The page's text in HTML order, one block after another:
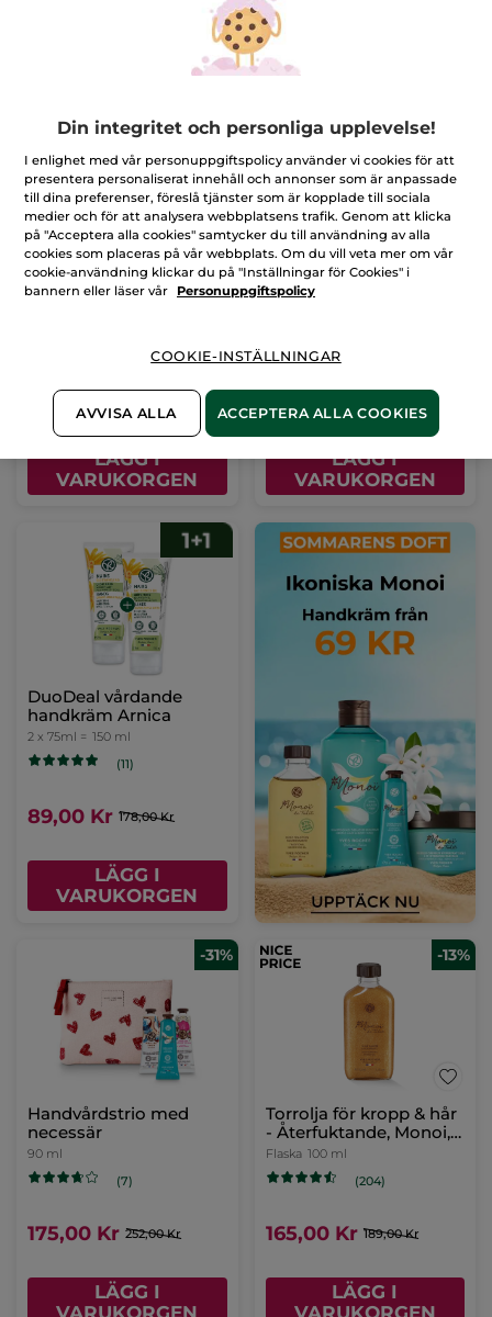
VARUKORGEN
Kroppslotion -
Bourbonvanilj
139,00 Kr
LÄGG I
VARUKORGEN
DuoDeal närande
kroppsmjölk
LÄGG I
VARUKORGEN
DuoDeal vårdande
handkräm Arnica
2 x 75ml = 150 ml
(11)
89,00 Kr 178,00 Kr
LÄGG I
VARUKORGEN
-31%
Handvårdstrio med
necessär
90 ml
(7)
175,00 Kr 252,00 Kr
LÄGG I
VARUKORGEN
-13%
Torrolja för kropp & hår
- Återfuktande, Monoi,
100 ml
Flaska 100 ml
(204)
165,00 Kr 189,00 Kr
LÄGG I
VARUKORGEN
Din integritet och personliga upplevelse!
I enlighet med vår personuppgiftspolicy använder vi cookies för att
presentera personaliserat innehåll och annonser som är anpassade
till dina preferenser, föreslå tjänster som är kopplade till sociala
medier och för att analysera webbplatsens trafik. Genom att klicka
på "Acceptera alla cookies" samtycker du till användning av alla
cookies som placeras på vår webbplats. Om du vill veta mer om vår
cookie-användning klickar du på "Inställningar för Cookies" i
bannern eller läser vår
Personuppgiftspolicy
COOKIE-INSTÄLLNINGAR
AVVISA ALLA ACCEPTERA ALLA COOKIES